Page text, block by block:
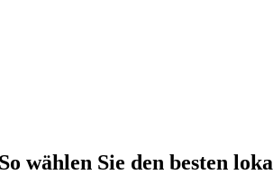
So wählen Sie den besten